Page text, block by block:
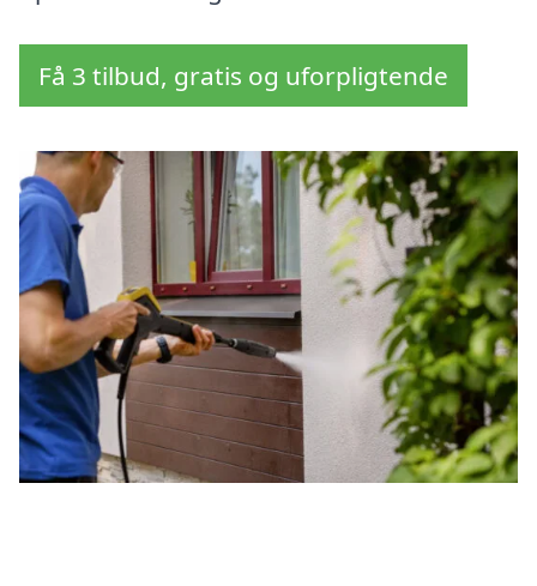
Få 3 tilbud, gratis og uforpligtende